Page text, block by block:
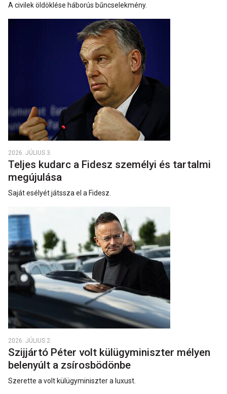
A civilek öldöklése háborús bűncselekmény.
2026. JÚLIUS 3.
Teljes kudarc a Fidesz személyi és tartalmi
megújulása
Saját esélyét játssza el a Fidesz.
2026. JÚLIUS 2.
Szijjártó Péter volt külügyminiszter mélyen
belenyúlt a zsírosbödönbe
Szerette a volt külügyminiszter a luxust.